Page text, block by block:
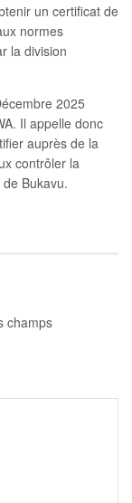
un certificat de
normes
la division
2025
Il appelle donc
auprès de la
contrôler la
Bukavu.
champs